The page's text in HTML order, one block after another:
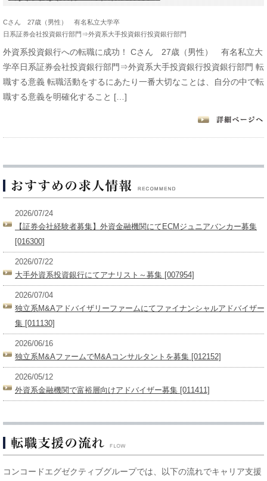
Cさん 27歳（男性） 有名私立大学卒
日系証券会社投資銀行部門⇒外資系大手投資銀行投資銀行部門
外資系投資銀行への転職に成功！ Cさん 27歳（男性） 有名私立大
学卒日系証券会社投資銀行部門⇒外資系大手投資銀行投資銀行部門 転
職する意義 転職活動をするにあたり一番大切なことは、自分の中で転
職する意義を明確化すること […]
2026/07/24
【証券会社経験者募集】外資金融機関にてECMジュニアバンカー募集
[016300]
2026/07/22
大手外資系投資銀行にてアナリスト～募集 [007954]
2026/07/04
独立系M&Aアドバイザリーファームにてファイナンシャルアドバイザー
集 [011130]
2026/06/16
独立系M&AファームでM&Aコンサルタントを募集 [012152]
2026/05/12
外資系金融機関で富裕層向けアドバイザー募集 [011411]
コンコードエグゼクティブグループでは、以下の流れでキャリア支援